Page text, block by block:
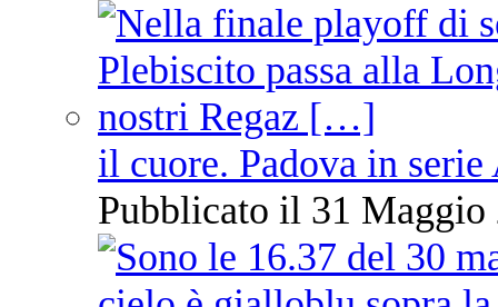
il cuore. Padova in serie
Pubblicato il 31 Maggio